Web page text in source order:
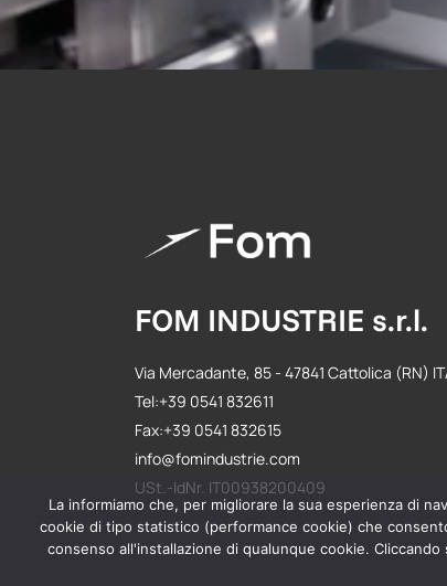
FOM INDUSTRIE s.r.l.
Via Mercadante, 85 - 47841 Cattolica (RN)
Tel:+39 0541 832611
Fax:+39 0541 832615
info@fomindustrie.com
USt.-IdNr. IT00938200409
La informiamo che, per migliorare la sua esperienza di
cookie di tipo statistico (performance cookie) che
consenso all'installazione di qualunque cookie.